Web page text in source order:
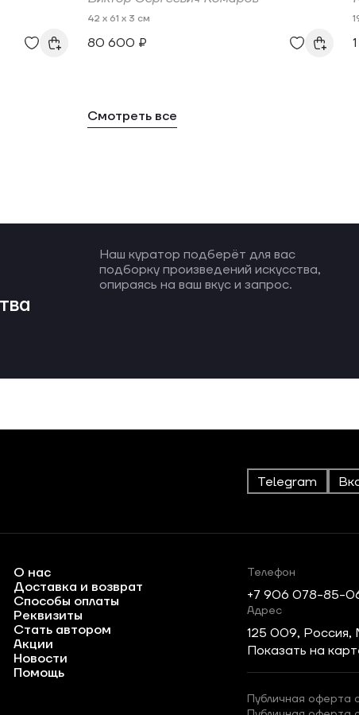
42 x 61 x 3 см
80 600 ₽
Смотреть все
Наш куратор подберёт для вас
подборку произведений искусства,
опираясь на ваш вкус и запрос.
Telegram
О нас
Доставка и возврат
Способы оплаты
Реквизиты
Стать автором
Акции
Новости
Помощь
Телефон
+7 906 078-85-
Адрес
125 009, Россия,
Показать на
Публичная оферта